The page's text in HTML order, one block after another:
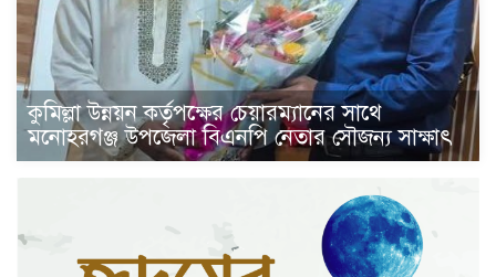
কুমিল্লা উন্নয়ন কর্তৃপক্ষের চেয়ারম্যানের সাথে
মনোহরগঞ্জ উপজেলা বিএনপি নেতার সৌজন্য সাক্ষাৎ